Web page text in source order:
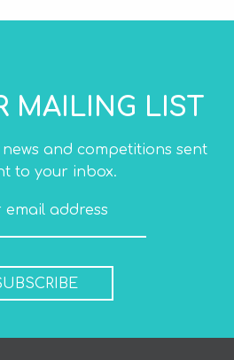
MAILING LIST
and competitions sent
to your inbox.